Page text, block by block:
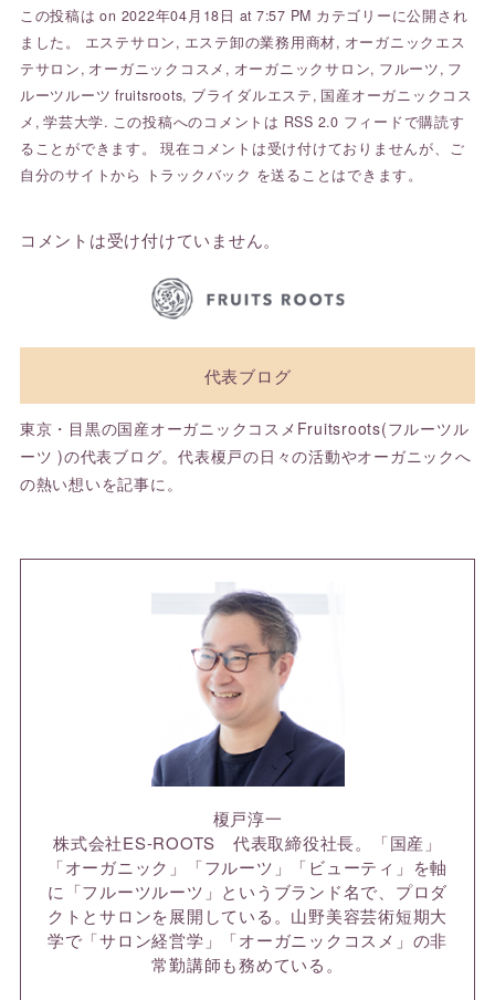
この投稿は on 2022年04月18日 at 7:57 PM カテゴリーに公開され
ました。 エステサロン, エステ卸の業務用商材, オーガニックエス
テサロン, オーガニックコスメ , オーガニックサロン, フルーツ, フ
ルーツルーツ fruitsroots, ブライダルエステ, 国産オーガニックコス
メ ,学芸大学. この投稿へのコメントは RSS 2.0 フィードで購読す
ることができます。 現在コメントは受け付けておりませんが、ご
自分のサイトから
トラックバック を送ることはできます。
コメントは受け付けていません。
代表ブログ
東京・目黒の国産オーガニックコスメFruitsroots(フルーツル
ーツ )の代表ブログ。代表榎戸の日々の活動やオーガニックへ
の熱い想いを記事に。
榎戸淳一
株式会社ES-ROOTS 代表取締役社長。「国産」
「オーガニック」「フルーツ」「ビューティ」を軸
に「フルーツルーツ」というブランド名で、プロダ
クトとサロンを展開している。山野美容芸術短期大
学で「サロン経営学」「オーガニックコスメ」の非
常勤講師も務めている。